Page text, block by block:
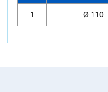
1 Ø 110